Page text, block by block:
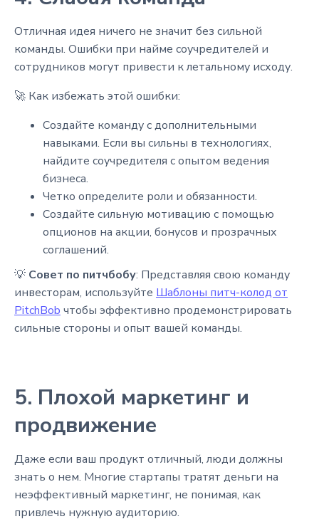
Отличная идея ничего не значит без сильной
команды. Ошибки при найме соучредителей и
сотрудников могут привести к летальному исходу.
🚀 Как избежать этой ошибки:
Создайте команду с дополнительными
навыками. Если вы сильны в технологиях,
найдите соучредителя с опытом ведения
бизнеса.
Четко определите роли и обязанности.
Создайте сильную мотивацию с помощью
опционов на акции, бонусов и прозрачных
соглашений.
💡 Совет по питчбобу: Представляя свою команду
инвесторам, используйте Шаблоны питч-колод от
PitchBob чтобы эффективно продемонстрировать
сильные стороны и опыт вашей команды.
5. Плохой маркетинг и
продвижение
Даже если ваш продукт отличный, люди должны
знать о нем. Многие стартапы тратят деньги на
неэффективный маркетинг, не понимая, как
привлечь нужную аудиторию.